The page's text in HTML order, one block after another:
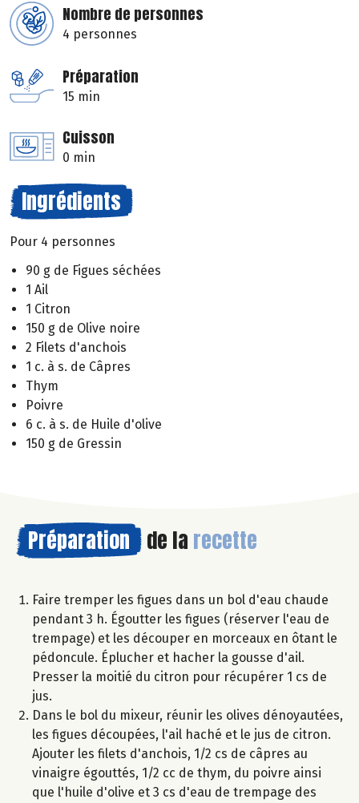
Nombre de personnes
4 personnes
Préparation
15 min
Cuisson
0 min
Ingrédients
Pour 4 personnes
90 g de Figues séchées
1 Ail
1 Citron
150 g de Olive noire
2 Filets d'anchois
1 c. à s. de Câpres
Thym
Poivre
6 c. à s. de Huile d'olive
150 g de Gressin
Préparation de la recette
Faire tremper les figues dans un bol d'eau chaude
pendant 3 h. Égoutter les figues (réserver l'eau de
trempage) et les découper en morceaux en ôtant le
pédoncule. Éplucher et hacher la gousse d'ail.
Presser la moitié du citron pour récupérer 1 cs de
jus.
Dans le bol du mixeur, réunir les olives dénoyautées,
les figues découpées, l'ail haché et le jus de citron.
Ajouter les filets d'anchois, 1/2 cs de câpres au
vinaigre égouttés, 1/2 cc de thym, du poivre ainsi
que l'huile d'olive et 3 cs d'eau de trempage des